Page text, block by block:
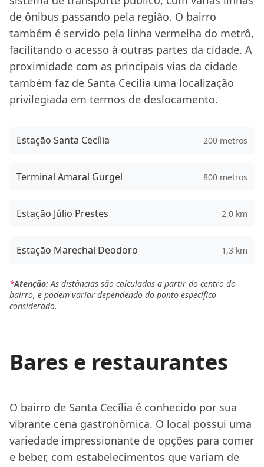
de ônibus passando pela região. O bairro
também é servido pela linha vermelha do metrô,
facilitando o acesso à outras partes da cidade. A
proximidade com as principais vias da cidade
também faz de Santa Cecília uma localização
privilegiada em termos de deslocamento.
Estação Santa Cecília 200 metros
Terminal Amaral Gurgel 800 metros
Estação Júlio Prestes 2,0 km
Estação Marechal Deodoro 1,3 km
*Atenção:As distâncias são calculadas a partir do centro do
bairro, e podem variar dependendo do ponto específico
considerado.
Bares e restaurantes
O bairro de Santa Cecília é conhecido por sua
vibrante cena gastronômica. O local possui uma
variedade impressionante de opções para comer
e beber, com estabelecimentos que variam de